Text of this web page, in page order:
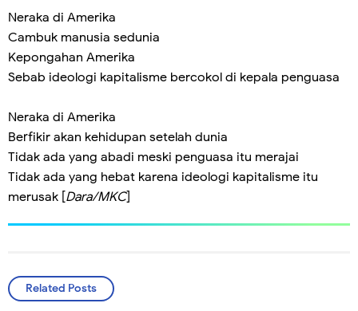
Neraka di Amerika
Cambuk manusia sedunia
Kepongahan Amerika
Sebab ideologi kapitalisme bercokol di kepala penguasa
Neraka di Amerika
Berfikir akan kehidupan setelah dunia
Tidak ada yang abadi meski penguasa itu merajai
Tidak ada yang hebat karena ideologi kapitalisme itu
merusak [Dara/MKC]
Related Posts